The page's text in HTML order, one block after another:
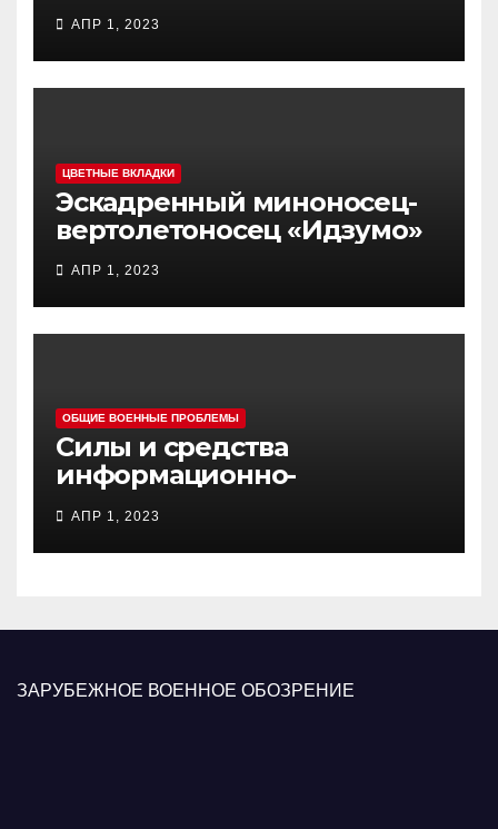
(«ЮНЬ-20») «Куньпин»
АПР 1, 2023
ЦВЕТНЫЕ ВКЛАДКИ
Эскадренный миноносец-
вертолетоносец «Идзумо»
АПР 1, 2023
ОБЩИЕ ВОЕННЫЕ ПРОБЛЕМЫ
Силы и средства
информационно-
вооруженных сил Украины
АПР 1, 2023
ЗАРУБЕЖНОЕ ВОЕННОЕ ОБОЗРЕНИЕ